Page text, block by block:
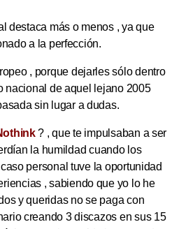
destaca más o menos , ya que
a la perfección.
, porque dejarles sólo dentro
nacional de aquel lejano 2005
sin lugar a dudas.
? , que te impulsaban a ser
la humildad cuando los
personal tuve la oportunidad
, sabiendo que yo lo he
y queridas no se paga con
creando 3 discazos en sus 15